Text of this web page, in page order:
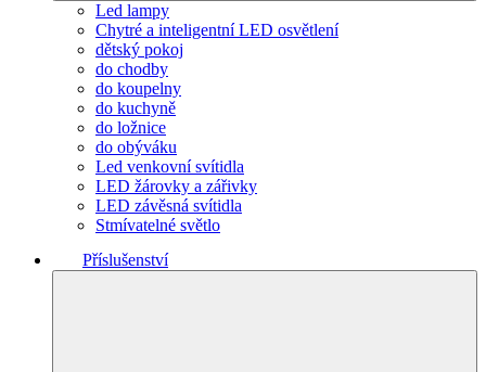
Led lampy
Chytré a inteligentní LED osvětlení
dětský pokoj
do chodby
do koupelny
do kuchyně
do ložnice
do obýváku
Led venkovní svítidla
LED žárovky a zářivky
LED závěsná svítidla
Stmívatelné světlo
Příslušenství